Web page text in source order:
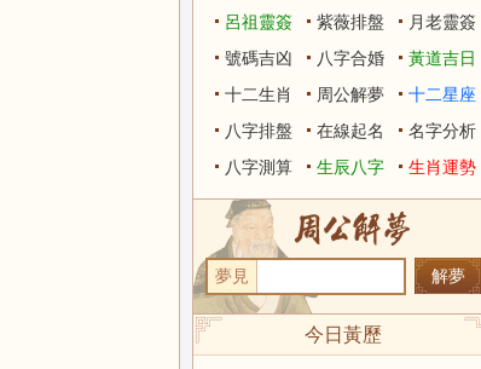
呂祖靈簽
紫薇排盤
月老靈簽
號碼吉凶
八字合婚
黃道吉日
十二生肖
周公解夢
十二星座
八字排盤
在線起名
名字分析
八字測算
生辰八字 生肖運勢
夢見
今日黃歷